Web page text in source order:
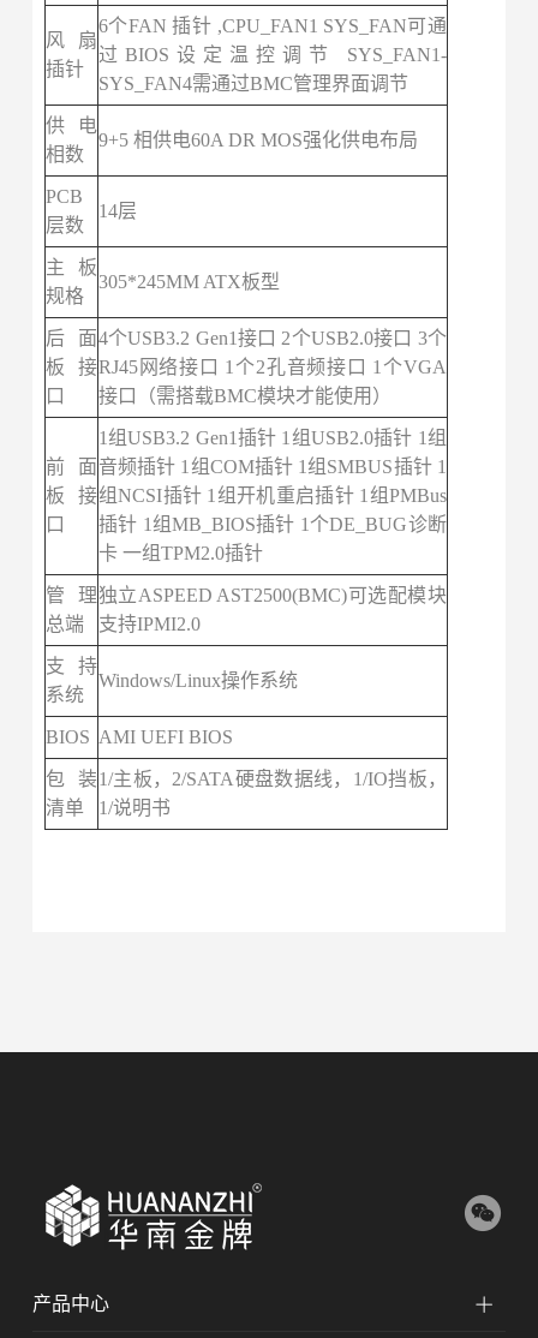
风扇
插针
6个FAN 插针 ,CPU_FAN1 SYS_FAN可通
过BIOS设定温控调节 SYS_FAN1-
SYS_FAN4需通过BMC管理界面调节
供电
相数
9+5 相供电60A DR MOS强化供电布局
PCB
层数
14层
主板
规格
305*245MM ATX板型
后面
板接
口
4个USB3.2 Gen1接口 2个USB2.0接口 3个
RJ45网络接口 1个2孔音频接口 1个VGA
接口（需搭载BMC模块才能使用）
前面
板接
口
1组USB3.2 Gen1插针 1组USB2.0插针 1组
音频插针 1组COM插针 1组SMBUS插针 1
组NCSI插针 1组开机重启插针 1组PMBus
插针 1组MB_BIOS插针 1个DE_BUG诊断
卡 一组TPM2.0插针
管理
总端
独立ASPEED AST2500(BMC)可选配模块
支持IPMI2.0
支持
系统
Windows/Linux操作系统
BIOS AMI UEFI BIOS
包装
清单
1/主板，2/SATA硬盘数据线，1/IO挡板，
1/说明书
产品中心